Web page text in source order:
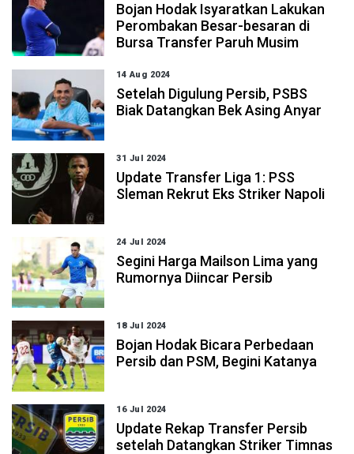
Bojan Hodak Isyaratkan Lakukan
Perombakan Besar-besaran di
Bursa Transfer Paruh Musim
14 Aug 2024
Setelah Digulung Persib, PSBS
Biak Datangkan Bek Asing Anyar
31 Jul 2024
Update Transfer Liga 1: PSS
Sleman Rekrut Eks Striker Napoli
24 Jul 2024
Segini Harga Mailson Lima yang
Rumornya Diincar Persib
18 Jul 2024
Bojan Hodak Bicara Perbedaan
Persib dan PSM, Begini Katanya
16 Jul 2024
Update Rekap Transfer Persib
setelah Datangkan Striker Timnas